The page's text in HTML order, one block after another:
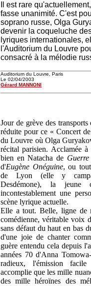
Il est rare
fasse unanimité. C'est
soprano russe, Olga
devenir la coqueluche
lyriques internationales,
l'Auditorium du Louvre
consacré à la mélodie
Auditorium du Louvre, Paris
Le 02/04/2003
Gérard MANNONI
Jour de grève des transports
réduite pour ce « Concert
du Louvre où Olga
récital parisien. Acclamée
bien en Natacha de
d'Eugène Onéguine, ou
de Lyon (elle y
Desdémone), la jeune
incontestablement une
scène lyrique actuelle.
Elle a tout. Belle, ligne de
comédienne, véritable voix
sans défaut du haut en bas
d'une joie de chanter
guère entendu cela depuis
années 70 d'Anna
radieux, l'émission
accomplie que les mille
des mille héroïnes des